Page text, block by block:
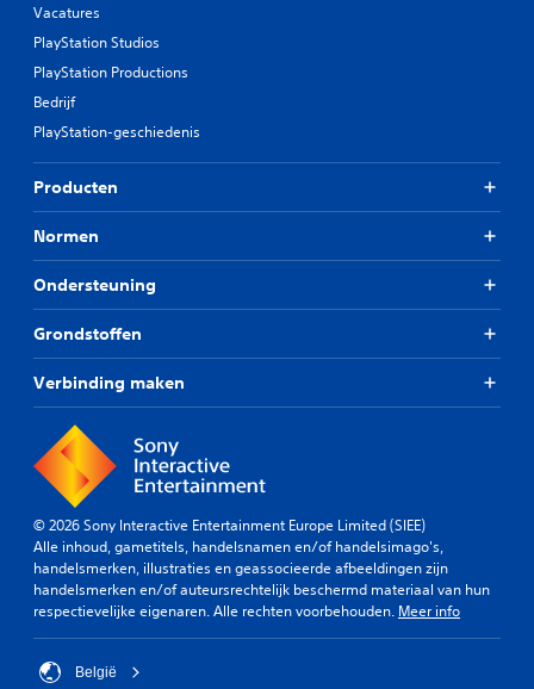
Vacatures
PlayStation Studios
PlayStation Productions
Bedrijf
PlayStation-geschiedenis
Producten
Normen
Ondersteuning
Grondstoffen
Verbinding maken
© 2026 Sony Interactive Entertainment Europe Limited (SIEE)
Alle inhoud, gametitels, handelsnamen en/of handelsimago's,
handelsmerken, illustraties en geassocieerde afbeeldingen zijn
handelsmerken en/of auteursrechtelijk beschermd materiaal van hun
respectievelijke eigenaren. Alle rechten voorbehouden. Meer info
België